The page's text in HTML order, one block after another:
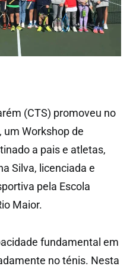
(CTS) promoveu no
um Workshop de
a pais e atletas,
Silva, licenciada e
pela Escola
Maior.
fundamental em
no ténis. Nesta